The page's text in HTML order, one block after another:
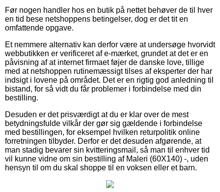
Før nogen handler hos en butik på nettet behøver de til hver
en tid bese netshoppens betingelser, dog er det tit en
omfattende opgave.
Et nemmere alternativ kan derfor være at undersøge hvorvidt
webbutikken er verificeret af e-mærket, grundet at det er en
påvisning af at internet firmaet føjer de danske love, tillige
med at netshoppen rutinemæssigt tilses af eksperter der har
indsigt i lovene på området. Det er en rigtig god anledning til
bistand, for så vidt du får problemer i forbindelse med din
bestilling.
Desuden er det prisværdigt at du er klar over de mest
betydningsfulde vilkår der gør sig gældende i forbindelse
med bestillingen, for eksempel hvilken returpolitik online
forretningen tilbyder. Derfor er det desuden afgørende, at
man stadig bevarer sin kvitteringsmail, så man til enhver tid
vil kunne vidne om sin bestilling af Maleri (60X140) -, uden
hensyn til om du skal shoppe til en voksen eller et barn.